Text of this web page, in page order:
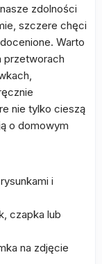
zdolności
szczere chęci
Warto
przetworach
nie tylko cieszą
o domowym
i
czapka lub
na zdjęcie